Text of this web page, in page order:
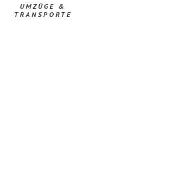
UMZÜGE &
TRANSPORTE